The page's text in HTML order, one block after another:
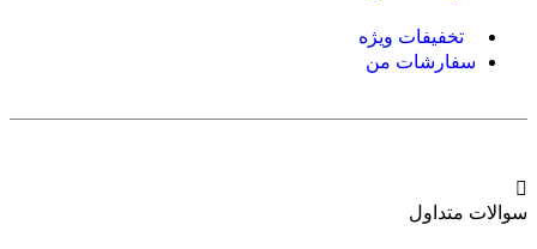
تخفیفات ویژه
سفارشات من
سوالات متداول